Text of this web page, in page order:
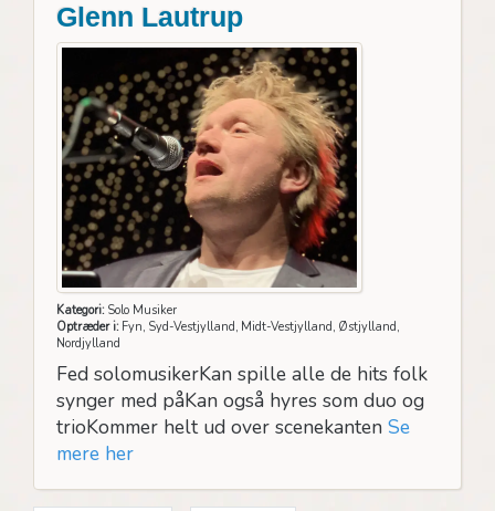
Glenn Lautrup
Kategori:Solo Musiker
Optræder i:Fyn, Syd-Vestjylland, Midt-Vestjylland, Østjylland,
Nordjylland
Fed solomusikerKan spille alle de hits folk
synger med påKan også hyres som duo og
trioKommer helt ud over scenekanten Se
mere her